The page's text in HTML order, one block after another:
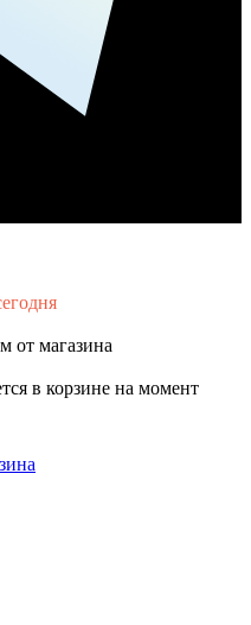
от магазина
в корзине на момент